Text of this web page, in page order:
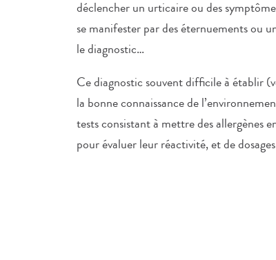
déclencher un urticaire ou des
se manifester par des éternuements ou
le diagnostic…
Ce diagnostic souvent difficile à établir
la bonne connaissance de
tests consistant à mettre des allergènes
pour évaluer leur réactivité, et de